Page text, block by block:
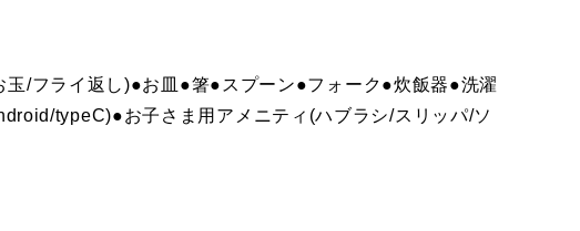
/フライ返し)●お皿●箸●スプーン●フォーク●炊飯器●洗濯
typeC)●お子さま用アメニティ(ハブラシ/スリッパ/ソ